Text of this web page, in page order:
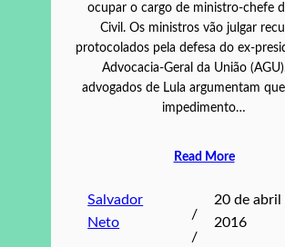
ocupar o cargo de ministro-chefe
Civil. Os ministros vão julgar
protocolados pela defesa do ex-
Advocacia-Geral da União
advogados de Lula argumentam
impedimento…
Read More
Salvador
Neto
/
/
20 de abril
2016